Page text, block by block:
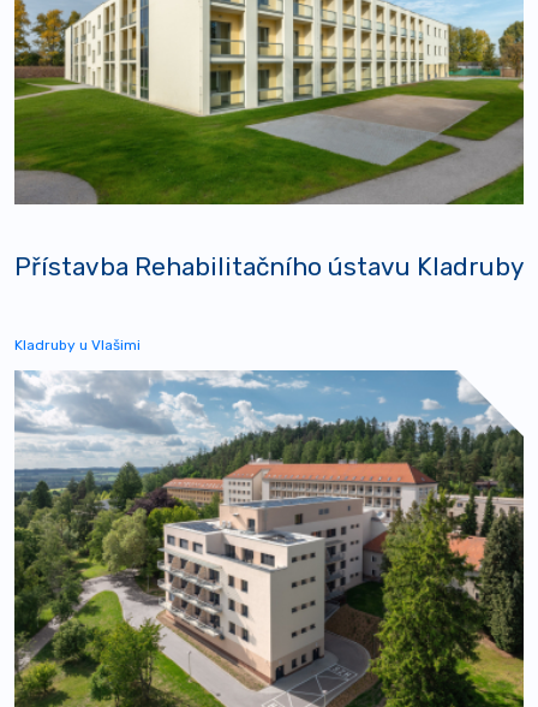
Přístavba Rehabilitačního ústavu Kladruby
Kladruby u Vlašimi